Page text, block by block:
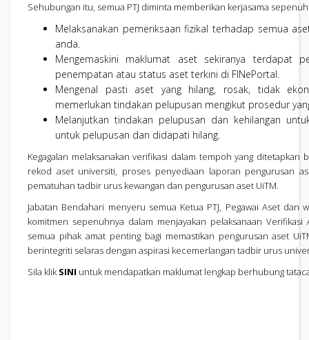
Sehubungan itu, semua PTJ diminta memberikan kerjasama
Melaksanakan pemeriksaan fizikal terhadap semua
anda.
Mengemaskini maklumat aset sekiranya terdapat
penempatan atau status aset terkini di FINePortal.
Mengenal pasti aset yang hilang, rosak, tidak
memerlukan tindakan pelupusan mengikut prosedur
Melanjutkan tindakan pelupusan dan kehilangan
untuk pelupusan dan didapati hilang.
Kegagalan melaksanakan verifikasi dalam tempoh yang ditetapkan
rekod aset universiti, proses penyediaan laporan pengurusan
pematuhan tadbir urus kewangan dan pengurusan aset UiTM.
Jabatan Bendahari menyeru semua Ketua PTJ, Pegawai Aset dan
komitmen sepenuhnya dalam menjayakan pelaksanaan Verifikasi
semua pihak amat penting bagi memastikan pengurusan aset
berintegriti selaras dengan aspirasi kecemerlangan tadbir urus
Sila klikSINI untuk mendapatkan maklumat lengkap berhubung